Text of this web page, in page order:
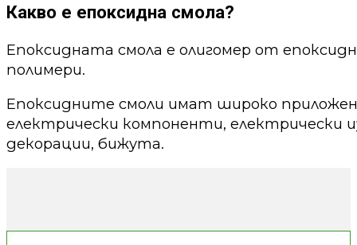
Какво е епоксидна смола?
Епоксидната смола е олигомер от
полимери.
Епоксидните смоли имат широко
електрически компоненти, електрически
декорации, бижута.